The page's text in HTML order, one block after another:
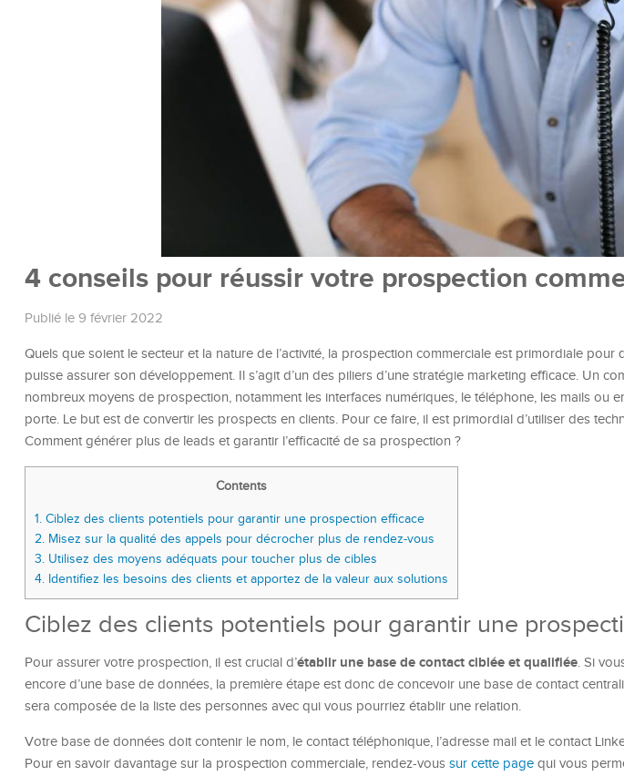
4 conseils pour réussir votre prospection
Publié le 9 février 2022
Quels que soient le secteur et la nature de l’activité, la prospection commerciale est primordiale pour
puisse assurer son développement. Il s’agit d’un des piliers d’une stratégie marketing efficace. Un
nombreux moyens de prospection, notamment les interfaces numériques, le téléphone, les mails ou
porte. Le but est de convertir les prospects en clients. Pour ce faire, il est primordial d’utiliser des
Comment générer plus de leads et garantir l’efficacité de sa prospection ?
Contents
1. Ciblez des clients potentiels pour garantir une prospection efficace
2. Misez sur la qualité des appels pour décrocher plus de rendez-vous
3. Utilisez des moyens adéquats pour toucher plus de cibles
4. Identifiez les besoins des clients et apportez de la valeur aux solutions
Ciblez des clients potentiels pour garantir une
Pour assurer votre prospection, il est crucial d’établir une base de contact ciblée et qualifiée. Si
encore d’une base de données, la première étape est donc de concevoir une base de contact
sera composée de la liste des personnes avec qui vous pourriez établir une relation.
Votre base de données doit contenir le nom, le contact téléphonique, l’adresse mail et le contact
Pour en savoir davantage sur la prospection commerciale, rendez-vous sur cette page qui vous